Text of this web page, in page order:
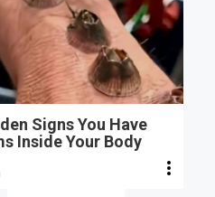
Signs You Have
Inside Your Body